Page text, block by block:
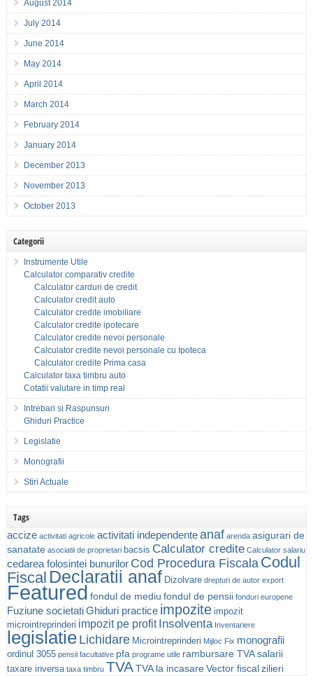
August 2014
July 2014
June 2014
May 2014
April 2014
March 2014
February 2014
January 2014
December 2013
November 2013
October 2013
Categorii
Instrumente Utile
Calculator comparativ credite
Calculator carduri de credit
Calculator credit auto
Calculator credite imobiliare
Calculator credite ipotecare
Calculator credite nevoi personale
Calculator credite nevoi personale cu Ipoteca
Calculator credite Prima casa
Calculator taxa timbru auto
Cotatii valutare in timp real
Intrebari si Raspunsuri
Ghiduri Practice
Legislatie
Monografii
Stiri Actuale
Tags
accize activitati agricole activitati independenteanaf arenda asigurari de
sanatate asociatii de proprietari bacsis Calculator credite Calculator salariu
cedarea folosintei bunurilor Cod Procedura Fiscala Codul
Fiscal Declaratii anaf Dizolvare drepturi de autor export
Featured fondul de mediu fondul de pensii fonduri europene
Fuziune societatiGhiduri practice impozite impozit
microintreprinderi impozit pe profit Insolventa Inventariere
legislatieLichidare Microintreprinderi Mijloc Fix monografii
ordinul 3055 pensii facultative pfa programe utile rambursare TVAsalarii
taxare inversa taxa timbru TVATVA la incasareVector fiscalzilieri